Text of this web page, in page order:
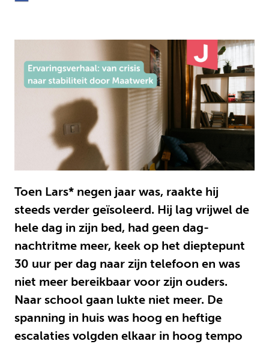
Toen Lars* negen jaar was, raakte hij
steeds verder geïsoleerd. Hij lag vrijwel de
hele dag in zijn bed, had geen dag-
nachtritme meer, keek op het dieptepunt
30 uur per dag naar zijn telefoon en was
niet meer bereikbaar voor zijn ouders.
Naar school gaan lukte niet meer. De
spanning in huis was hoog en heftige
escalaties volgden elkaar in hoog tempo